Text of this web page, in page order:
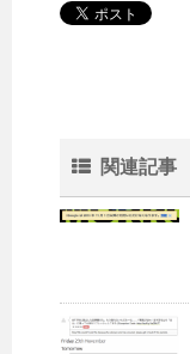
関連記事